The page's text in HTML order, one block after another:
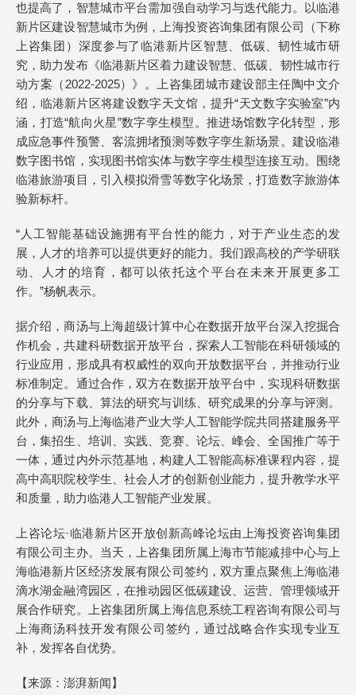
也提高了，智慧城市平台需加强自动学习与迭代能力。以临港
新片区建设智慧城市为例，上海投资咨询集团有限公司（下称
上咨集团）深度参与了临港新片区智慧、低碳、韧性城市研
究，助力发布《临港新片区着力建设智慧、低碳、韧性城市行
动方案（2022-2025）》。上咨集团城市建设部主任陶中文介
绍，临港新片区将建设数字天文馆，提升“天文数字实验室”内
涵，打造“航向火星”数字孪生模型。推进场馆数字化转型，形
成应急事件预警、客流拥堵预测等数字孪生新场景。建设临港
数字图书馆，实现图书馆实体与数字孪生模型连接互动。围绕
临港旅游项目，引入模拟滑雪等数字化场景，打造数字旅游体
验新标杆。
“人工智能基础设施拥有平台性的能力，对于产业生态的发
展，人才的培养可以提供更好的能力。我们跟高校的产学研联
动、人才的培育，都可以依托这个平台在未来开展更多工
作。”杨帆表示。
据介绍，商汤与上海超级计算中心在数据开放平台深入挖掘合
作机会，共建科研数据开放平台，探索人工智能在科研领域的
行业应用，形成具有权威性的双向开放数据平台，并推动行业
标准制定。通过合作，双方在数据开放平台中，实现科研数据
的分享与下载、算法的研究与训练、研究成果的分享与评测。
此外，商汤与上海临港产业大学人工智能学院共同搭建服务平
台，集招生、培训、实践、竞赛、论坛、峰会、全国推广等于
一体，通过内外示范基地，构建人工智能高标准课程内容，提
高中高职院校学生、社会人才的创新创业能力，提升教学水平
和质量，助力临港人工智能产业发展。
上咨论坛·临港新片区开放创新高峰论坛由上海投资咨询集团
有限公司主办。当天，上咨集团所属上海市节能减排中心与上
海临港新片区经济发展有限公司签约，双方重点聚焦上海临港
滴水湖金融湾园区，在推动园区低碳建设、运营、管理领域开
展合作研究。上咨集团所属上海信息系统工程咨询有限公司与
上海商汤科技开发有限公司签约，通过战略合作实现专业互
补，发挥各自优势。
【来源：澎湃新闻】